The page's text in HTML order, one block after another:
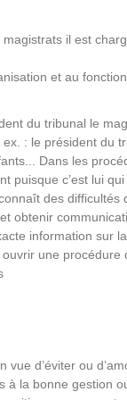
il est
et au
du tribunal le
: le président du
Dans les
puisque c’est lui
des difficultés
obtenir
information sur
une procédure
d’éviter ou
à la bonne gestion